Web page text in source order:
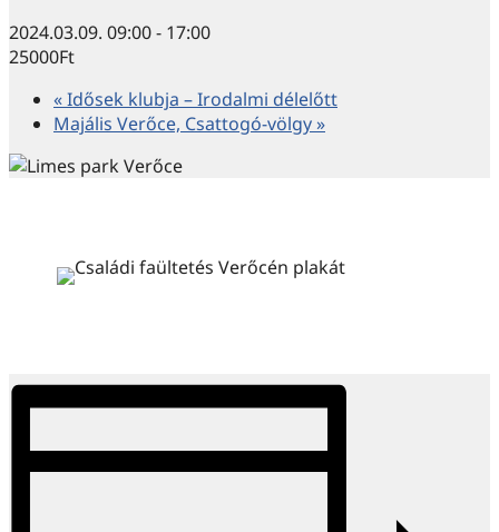
2024.03.09. 09:00- 17:00
25000Ft
«Idősek klubja – Irodalmi délelőtt
Majális Verőce, Csattogó-völgy»